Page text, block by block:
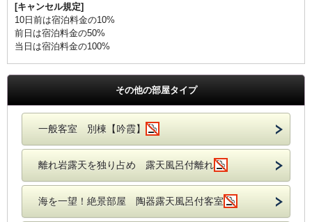
[キャンセル規定]
10日前は宿泊料金の10%
前日は宿泊料金の50%
当日は宿泊料金の100%
その他の部屋タイプ
一般客室 別棟【吟霞】
離れ岩露天を独り占め 露天風呂付離れ
海を一望！絶景部屋 陶器露天風呂付客室